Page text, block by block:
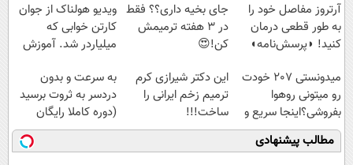
آرتروز مفاصل خود را
به طور قطعی درمان
کنید! ◗پرسش‌نامه◖
جای بخیه داری؟؟ فقط
در 3 هفته ترمیمش
کن!😍
ویدیو هولناک از جوان
کارتن خوابی که
میلیاردر شد. آموزش
میدونستی 207 خودت
رو میتونی روهوا
بفروشی؟اینجا سریع و
راحت بفروش
این دکتر شیرازی کرم
ترمیم زخم ایرانی را
ساخت!!!
به سرعت و بدون
دردسر به ثروت برسید
(دوره کاملا رایگان
پولسازی)
مطالب پیشنهادی